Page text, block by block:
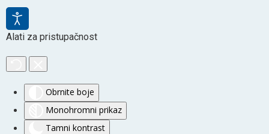
Alati za pristupačnost
Obrnite boje
Monohromni prikaz
Tamni kontrast